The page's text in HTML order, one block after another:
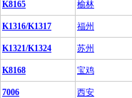
K8165 榆林
K1316/K1317 福州
K1321/K1324 苏州
K8168 宝鸡
7006 西安